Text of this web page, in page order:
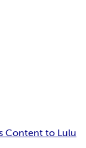
Content to Lulu